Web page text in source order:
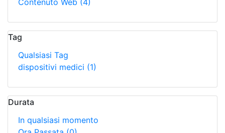
Contenuto Web (4)
Tag
Qualsiasi Tag
dispositivi medici (1)
Durata
In qualsiasi momento